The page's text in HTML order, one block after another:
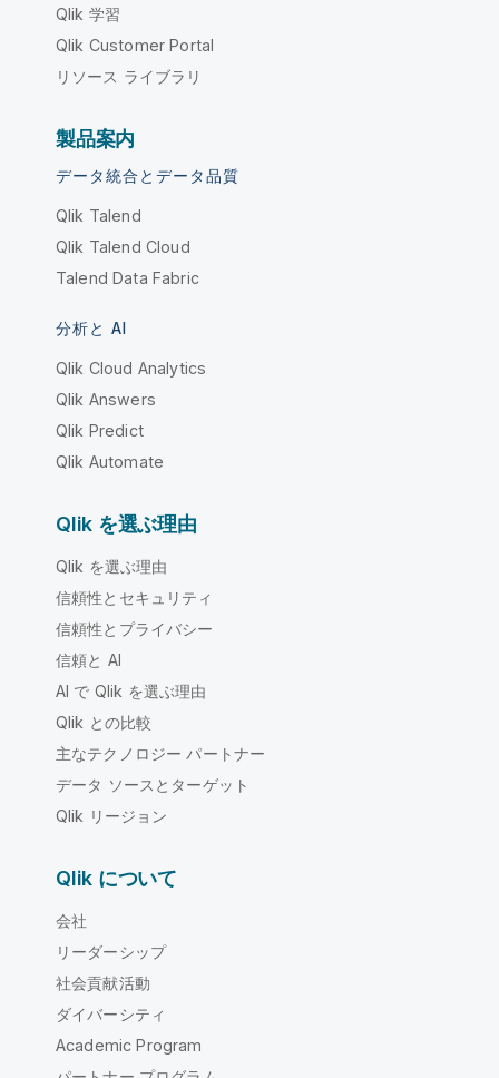
Qlik 学習
Qlik Customer Portal
リソース ライブラリ
製品案内
データ統合とデータ品質
Qlik Talend
Qlik Talend Cloud
Talend Data Fabric
分析と AI
Qlik Cloud Analytics
Qlik Answers
Qlik Predict
Qlik Automate
Qlik を選ぶ理由
Qlik を選ぶ理由
信頼性とセキュリティ
信頼性とプライバシー
信頼と AI
AI で Qlik を選ぶ理由
Qlik との比較
主なテクノロジー パートナー
データ ソースとターゲット
Qlik リージョン
Qlik について
会社
リーダーシップ
社会貢献活動
ダイバーシティ
Academic Program